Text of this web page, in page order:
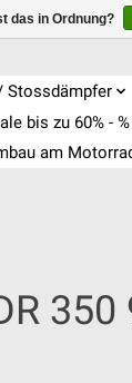
Stossdämpfer
bis zu 60% - %
am
350
das in Ordnung?